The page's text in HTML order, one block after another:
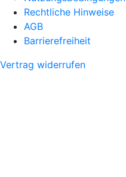
Rechtliche Hinweise
AGB
Barrierefreiheit
Vertrag widerrufen